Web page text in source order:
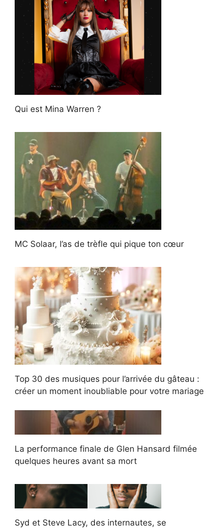
Qui est Mina Warren ?
MC Solaar, l’as de trèfle qui pique ton cœur
Top 30 des musiques pour l’arrivée du gâteau :
créer un moment inoubliable pour votre mariage
La performance finale de Glen Hansard filmée
quelques heures avant sa mort
Syd et Steve Lacy, des internautes, se